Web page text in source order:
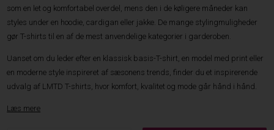
som en let og komfortabel overdel, mens den i de køligere måneder kan
styles under en hoodie, cardigan eller jakke. De mange stylingmuligheder
gør T-shirts til en af de mest anvendelige kategorier i garderoben.
Uanset om du leder efter en klassisk basis-T-shirt, en model med print eller
en moderne style inspireret af sæsonens trends, finder du et inspirerende
udvalg af LMTD T-shirts, hvor komfort, kvalitet og mode går hånd i hånd.
Læs mere